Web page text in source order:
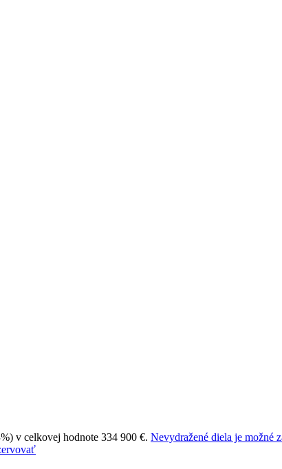
v celkovej hodnote 334 900 €. Nevydražené diela je možné